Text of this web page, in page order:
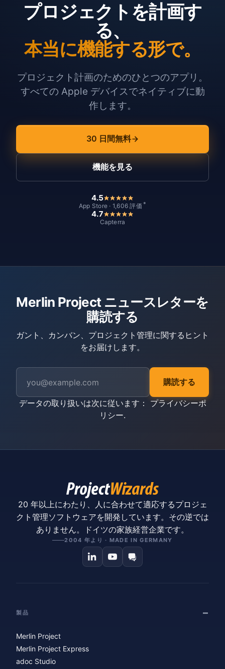
プロジェクトを計画す
る、
本当に機能する形で。
プロジェクト計画のためのひとつのアプリ。
すべての Apple デバイスでネイティブに動
作します。
30 日間無料
機能を見る
4.5
App Store · 1,606 評価 *
4.7
Capterra
Merlin Project ニュースレターを
購読する
ガント、カンバン、プロジェクト管理に関するヒント
をお届けします。
購読する
データの取り扱いは次に従います： プライバシーポ
リシー.
20 年以上にわたり、人に合わせて適応するプロジェ
クト管理ソフトウェアを開発しています。その逆では
ありません。ドイツの家族経営企業です。
2004 年より · MADE IN GERMANY
製品
Merlin Project
Merlin Project Express
adoc Studio